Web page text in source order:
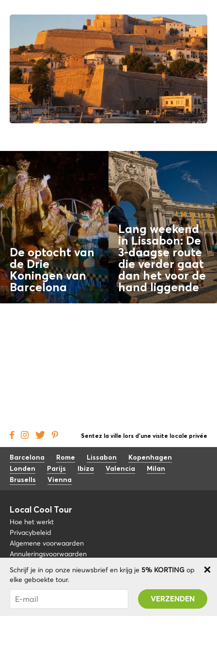
De optocht van
de Drie
Koningen van
Barcelona
Lang weekend
in Lissabon: De
3-daagse route
die verder gaat
dan hetvoor de
hand liggende
Schrijf je in op onze nieuwsbrief en krijg je 5% KORTING op
elke geboekte tour.
Je bent succesvol geabonneerd! U ontvangt uw
Promo code na validatie van uw account!
Sentez la ville lors d'une visite locale privée
Barcelona Rome Lissabon
Kopenhagen
Londen
Parijs Ibiza Valencia
Milan
Brusells
Vienna
Local Cool Tour
Hoe het werkt
Privacybeleid
Algemene voorwaarden
Annuleringsvoorwaarden
Blog
Over nos
FAQ
Word een gids
+34 675 176 220